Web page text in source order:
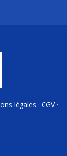
légales · CGV·